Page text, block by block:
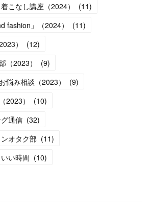
こなし講座（2024）
(11)
fashion」（2024）
(11)
）
(12)
（2023）
(9)
悩み相談（2023）
(9)
2023）
(10)
通信 (32)
ンオタク部 (11)
い時間 (10)